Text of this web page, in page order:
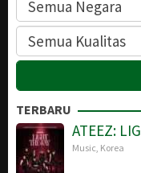
TERBARU
ATEEZ:
Music Korea